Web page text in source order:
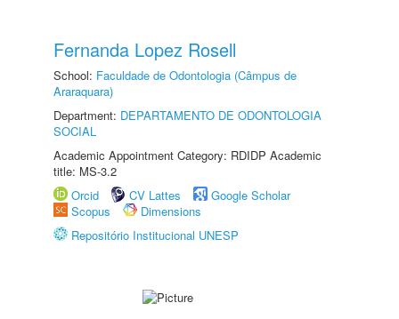
Fernanda Lopez Rosell
School: Faculdade de Odontologia (Câmpus de
Araraquara)
Department: DEPARTAMENTO DE ODONTOLOGIA
SOCIAL
Academic Appointment Category: RDIDP Academic
title: MS-3.2
Orcid
CV Lattes
Google Scholar
Scopus
Dimensions
Repositório Institucional UNESP